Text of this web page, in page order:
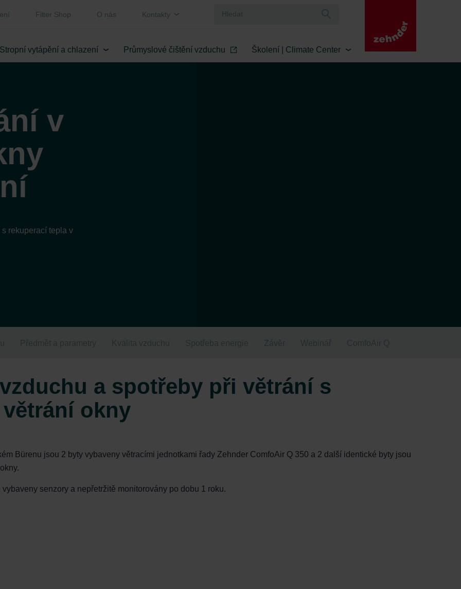
Filter Shop O nás Kontakty
Stropní vytápění a chlazení Průmyslové čištění vzduchu Školení | Climate Center
v
rekuperací tepla v
Předmět a parametry Kvalita vzduchu Spotřeba energie Závěr Webinář ComfoAir Q
a spotřeby při větrání s
okny
Bürenu jsou 2 byty vybaveny větracími jednotkami řady Zehnder ComfoAir Q 350 a 2 další identické byty jsou
senzory a nepřetržitě monitorovány po dobu 1 roku.